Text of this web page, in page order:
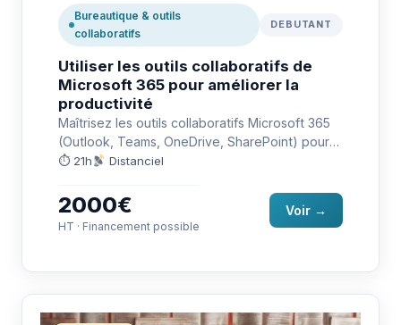
Bureautique & outils
collaboratifs
DEBUTANT
Utiliser les outils collaboratifs de
Microsoft 365 pour améliorer la
productivité
Maîtrisez les outils collaboratifs Microsoft 365
(Outlook, Teams, OneDrive, SharePoint) pour
gagner en productivité. Préparation à la
⏱ 21h Distanciel
2000€
HT · Financement possible
Voir →